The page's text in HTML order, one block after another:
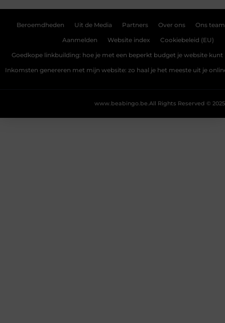
Beroemdheden Uit de Media Partners Over ons Ons team
Aanmelden Website index Cookiebeleid (EU)
Goedkope linkbuilding: hoe je met een beperkt budget je website kunt
Inkomsten genereren met mijn website: zo haal je het meeste uit je
All Rights Reserved © 2025
www.beabingo.be.